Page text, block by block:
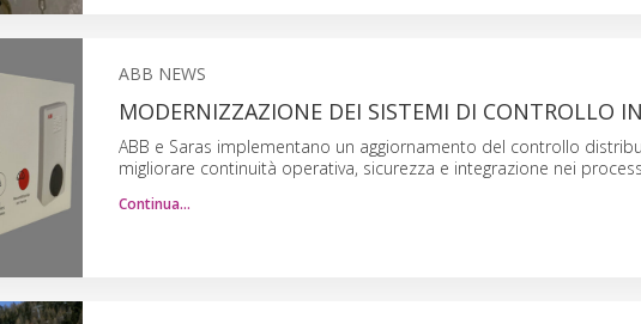
ABB NEWS
MODERNIZZAZIONE DEI SISTEMI DI CONTROLLO
ABB e Saras implementano un aggiornamento del controllo
migliorare continuità operativa, sicurezza e integrazione nei
Continua…